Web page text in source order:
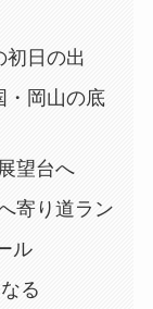
初日の出
・岡山の底
望台へ
寄り道ラン
ル
る